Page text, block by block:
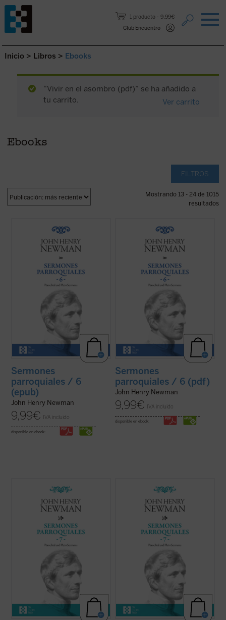
1 producto
9,99€
Club Encuentro
Saltar al contenido.
Inicio > Libros > Ebooks
“Vivir en el asombro (pdf)” se ha añadido a
tu carrito.
Ver carrito
Ebooks
FILTROS
Mostrando 13 - 24 de 1015
resultados
Los sermones de esta sexta entrega de los
Sermones Parroquialesfueron predicados
a lo largo de seis años, entre 1836 y el
decisivo 1841. La impresión es que
Newman seleccionó con mucho equilibrio
los veinticinco sermones de este volumen.
Sermones
parroquiales / 6
(epub)
John Henry Newman
9,99€ IVA incluido
disponible en ebook:
Los sermones de esta sexta entrega de los
Sermones Parroquialesfueron predicados
a lo largo de seis años, entre 1836 y el
decisivo 1841. La impresión es que
Newman seleccionó con mucho equilibrio
los veinticinco sermones de este volumen.
Sermones
parroquiales / 6 (pdf)
John Henry Newman
9,99€ IVA incluido
disponible en ebook:
En 1842, tras la aparición del sexto
volumen, Newman había dado por
terminada la publicación de la serie de sus
Sermones parroquiales. En esos
momentos se hallaba inmerso en el
dramático proceso interior que culminaría
con su conversión ...(ver ficha)
En 1842, tras la aparición del sexto
volumen, Newman había dado por
terminada la publicación de la serie de sus
Sermones parroquiales. En esos
momentos se hallaba inmerso en el
dramático proceso interior que culminaría
con su conversión ...(ver ficha)